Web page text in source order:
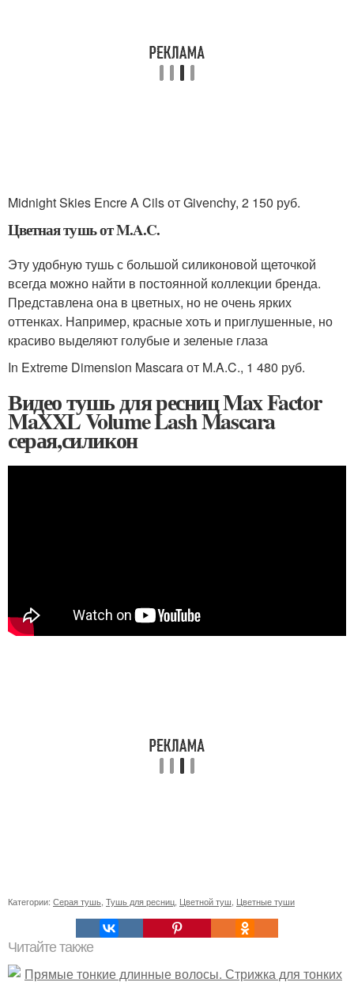
Midnight Skies Encre A Cils от Givenchy, 2 150 руб.
Цветная тушь от M.A.C.
Эту удобную тушь с большой силиконовой щеточкой
всегда можно найти в постоянной коллекции бренда.
Представлена она в цветных, но не очень ярких
оттенках. Например, красные хоть и приглушенные, но
красиво выделяют голубые и зеленые глаза
In Extreme Dimension Mascara от M.A.C., 1 480 руб.
Видео тушь для ресниц Max Factor
MaXXL Volume Lash Mascara
серая,силикон
Категории: Серая тушь Тушь для ресниц Цветной туш Цветные туши
Читайте также